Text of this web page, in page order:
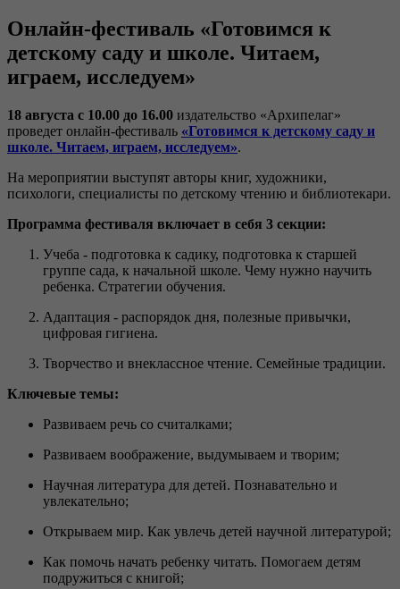
Онлайн-фестиваль «Готовимся к
детскому саду и школе. Читаем,
играем, исследуем»
18 августа с 10.00 до 16.00 издательство «Архипелаг»
проведет онлайн-фестиваль «Готовимся к детскому саду и
школе. Читаем, играем, исследуем».
На мероприятии выступят авторы книг, художники,
психологи, специалисты по детскому чтению и библиотекари.
Программа фестиваля включает в себя 3 секции:
Учеба - подготовка к садику, подготовка к старшей
группе сада, к начальной школе. Чему нужно научить
ребенка. Стратегии обучения.
Адаптация - распорядок дня, полезные привычки,
цифровая гигиена.
Творчество и внеклассное чтение. Семейные традиции.
Ключевые темы:
Развиваем речь со считалками;
Развиваем воображение, выдумываем и творим;
Научная литература для детей. Познавательно и
увлекательно;
Открываем мир. Как увлечь детей научной литературой;
Как помочь начать ребенку читать. Помогаем детям
подружиться с книгой;